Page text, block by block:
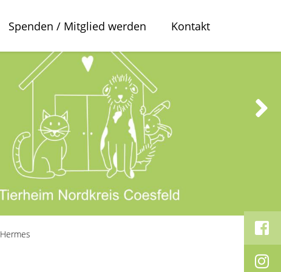
Spenden / Mitglied werden Kontakt
Hermes